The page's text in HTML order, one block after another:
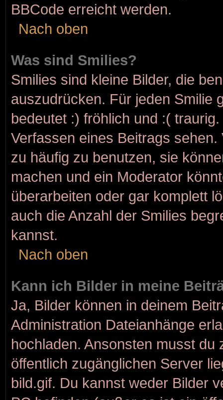
BBCode erreicht werden.
Nach oben
Was sind Smilies?
Smilies sind kleine Bilder, die
auszudrücken. Für jeden Smilie
bedeutet :) fröhlich und :(
Verfassen eines Beitrags
zu häufig zu benutzen, sie
machen und ein Moderator
überarbeiten oder gar komplett
auch die Anzahl der Smilies
kannst.
Nach oben
Kann ich Bilder in meine
Ja, Bilder können in deinem
Administration Dateianhänge
hochladen. Ansonsten musst
öffentlich zugänglichen Server
bild.gif. Du kannst weder Bilder